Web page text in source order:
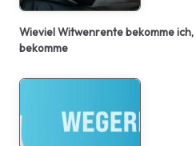
Wieviel Witwenrente bekomme
bekomme